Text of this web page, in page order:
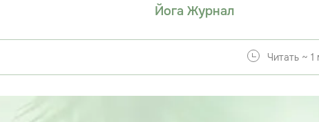
Йога Журнал
Читать ~ 1